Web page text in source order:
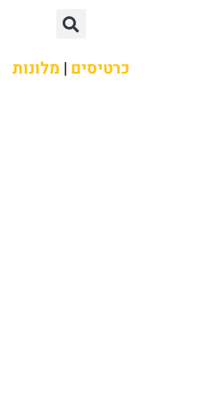
כרטיסים | מלונות